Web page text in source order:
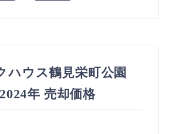
ハウス鶴見栄町公園
2024年 売却価格